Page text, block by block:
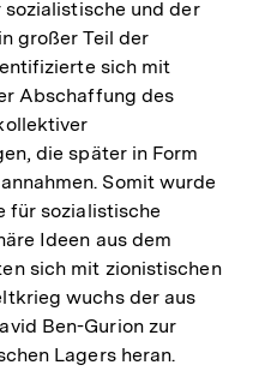
und der
großer Teil der
sich mit
Abschaffung des
die später in Form
Somit wurde
für sozialistische
Ideen aus dem
sich mit zionistischen
wuchs der aus
Ben-Gurion zur
Lagers heran.